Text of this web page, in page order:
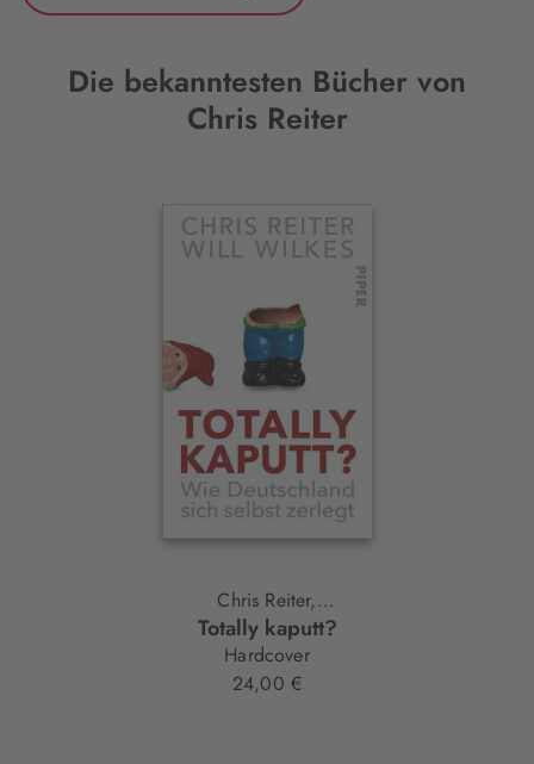
Die bekanntesten Bücher von
Chris Reiter
Chris Reiter,
Will Wilkes
Totally kaputt?
Hardcover
24,00 €